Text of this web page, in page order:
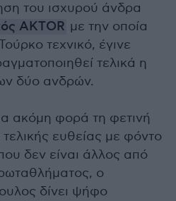
του ισχυρού άνδρα
AKTOR με την οποία
τεχνικό, έγινε
τελικά η
δύο ανδρών.
ακόμη φορά τη φετινή
ευθείας με φόντο
δεν είναι άλλος από
ο
δίνει ψήφο